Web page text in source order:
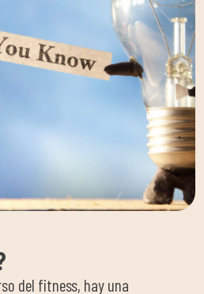
del fitness, hay una